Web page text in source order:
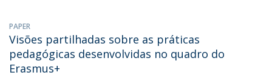
PAPER
Visões partilhadas sobre as práticas
pedagógicas desenvolvidas no quadro do
Erasmus+